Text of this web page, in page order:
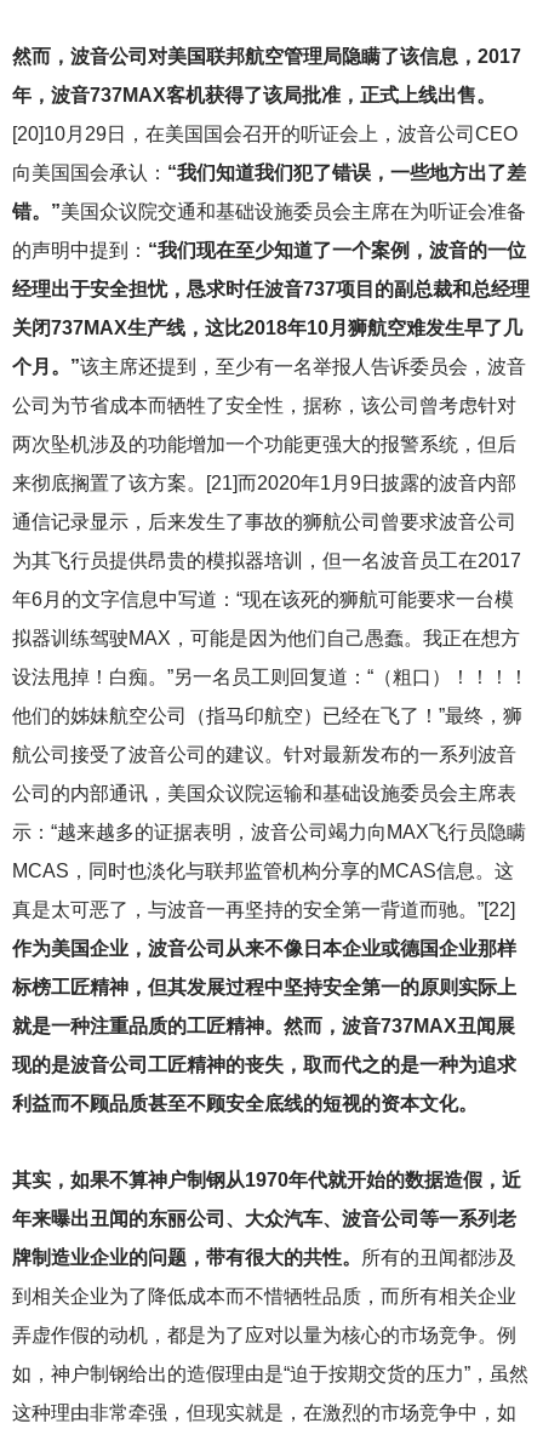
然而，波音公司对美国联邦航空管理局隐瞒了该信息，2017
年，波音737MAX客机获得了该局批准，正式上线出售。
[20]10月29日，在美国国会召开的听证会上，波音公司CEO
向美国国会承认： “我们知道我们犯了错误，一些地方出了差
错。”美国众议院交通和基础设施委员会主席在为听证会准备
的声明中提到： “我们现在至少知道了一个案例，波音的一位
经理出于安全担忧，恳求时任波音737项目的副总裁和总经理
关闭737MAX生产线，这比2018年10月狮航空难发生早了几
个月。”该主席还提到，至少有一名举报人告诉委员会，波音
公司为节省成本而牺牲了安全性，据称，该公司曾考虑针对
两次坠机涉及的功能增加一个功能更强大的报警系统，但后
来彻底搁置了该方案。[21]而2020年1月9日披露的波音内部
通信记录显示，后来发生了事故的狮航公司曾要求波音公司
为其飞行员提供昂贵的模拟器培训，但一名波音员工在2017
年6月的文字信息中写道：“现在该死的狮航可能要求一台模
拟器训练驾驶MAX，可能是因为他们自己愚蠢。我正在想方
设法甩掉！白痴。”另一名员工则回复道：“（粗口）！！！！
他们的姊妹航空公司（指马印航空）已经在飞了！”最终，狮
航公司接受了波音公司的建议。针对最新发布的一系列波音
公司的内部通讯，美国众议院运输和基础设施委员会主席表
示：“越来越多的证据表明，波音公司竭力向MAX飞行员隐瞒
MCAS，同时也淡化与联邦监管机构分享的MCAS信息。这
真是太可恶了，与波音一再坚持的安全第一背道而驰。”[22]
作为美国企业，波音公司从来不像日本企业或德国企业那样
标榜工匠精神，但其发展过程中坚持安全第一的原则实际上
就是一种注重品质的工匠精神。然而，波音737MAX丑闻展
现的是波音公司工匠精神的丧失，取而代之的是一种为追求
利益而不顾品质甚至不顾安全底线的短视的资本文化。
其实，如果不算神户制钢从1970年代就开始的数据造假，近
年来曝出丑闻的东丽公司、大众汽车、波音公司等一系列老
牌制造业企业的问题，带有很大的共性。
所有的丑闻都涉及
到相关企业为了降低成本而不惜牺牲品质，而所有相关企业
弄虚作假的动机，都是为了应对以量为核心的市场竞争。例
如，神户制钢给出的造假理由是“迫于按期交货的压力”，虽然
这种理由非常牵强，但现实就是，在激烈的市场竞争中，如